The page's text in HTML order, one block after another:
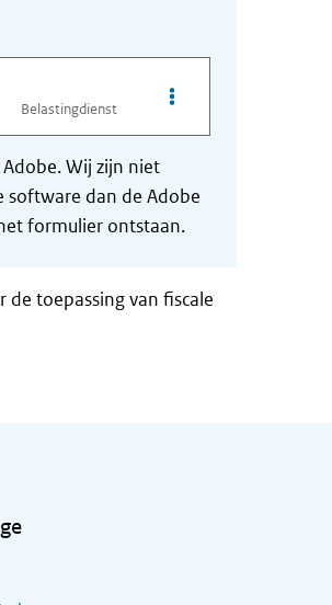
Belastingdienst
Opties van bestand
Wij zijn niet
software dan de Adobe
formulier ontstaan.
toepassing van fiscale